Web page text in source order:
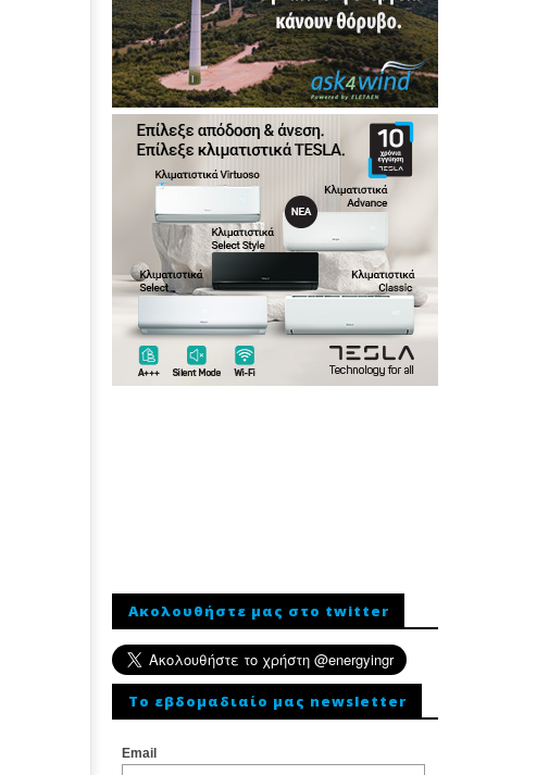
Ακολουθήστε μας στο twitter
To εβδομαδιαίο μας newsletter
Email